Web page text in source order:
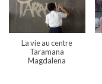
La vie au centre
Taramana
Magdalena